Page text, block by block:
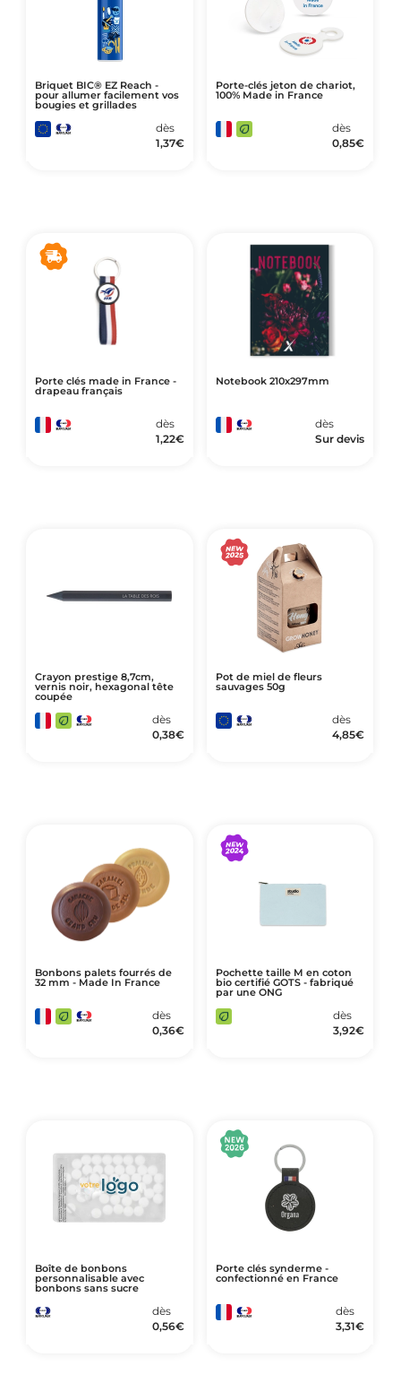
Briquet BIC® EZ Reach -
pour allumer facilement vos
bougies et grillades
dès
1,37€
Porte-clés jeton de chariot,
100% Made in France
dès
0,85€
Porte clés made in France -
drapeau français
dès
1,22€
Notebook 210x297mm
dès
Sur devis
Crayon prestige 8,7cm,
vernis noir, hexagonal tête
coupée
dès
0,38€
Pot de miel de fleurs
sauvages 50g
dès
4,85€
Bonbons palets fourrés de
32 mm - Made In France
dès
0,36€
Pochette taille M en coton
bio certifié GOTS - fabriqué
par une ONG
dès
3,92€
Boîte de bonbons
personnalisable avec
bonbons sans sucre
dès
0,56€
Porte clés synderme -
confectionné en France
dès
3,31€